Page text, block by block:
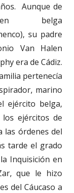
Aunque de
belga
su padre
Van Halen
era de Cádiz.
pertenecía
marino
ejército belga,
ejércitos de
las órdenes del
tarde el grado
Inquisición en
que le hizo
del Cáucaso a